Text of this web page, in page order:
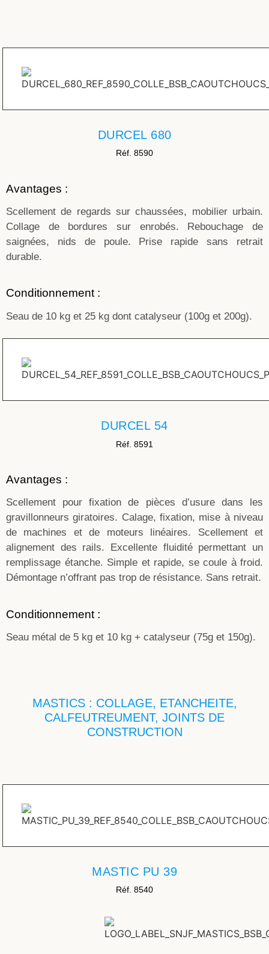
DURCEL 680
Réf. 8590
Avantages :
Scellement de regards sur chaussées, mobilier urbain.
Collage de bordures sur enrobés. Rebouchage de
saignées, nids de poule. Prise rapide sans retrait
durable.
Conditionnement :
Seau de 10 kg et 25 kg dont catalyseur (100g et 200g).
DURCEL 54
Réf. 8591
Avantages :
Scellement pour fixation de pièces d’usure dans les
gravillonneurs giratoires. Calage, fixation, mise à niveau
de machines et de moteurs linéaires. Scellement et
alignement des rails. Excellente fluidité permettant un
remplissage étanche. Simple et rapide, se coule à froid.
Démontage n’offrant pas trop de résistance. Sans retrait.
Conditionnement :
Seau métal de 5 kg et 10 kg + catalyseur (75g et 150g).
MASTICS : COLLAGE, ETANCHEITE,
CALFEUTREUMENT, JOINTS DE
CONSTRUCTION
MASTIC PU 39
Réf. 8540